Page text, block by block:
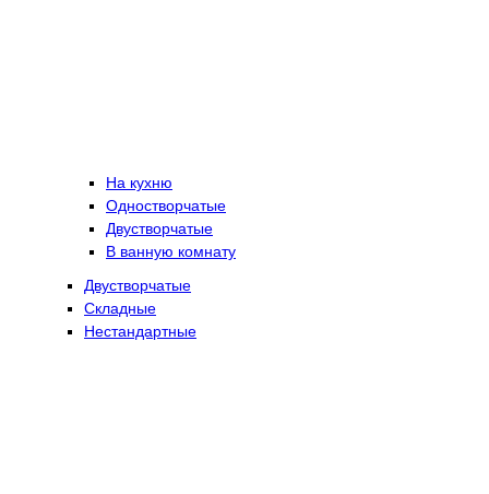
На кухню
Одностворчатые
Двустворчатые
В ванную комнату
Двустворчатые
Складные
Нестандартные